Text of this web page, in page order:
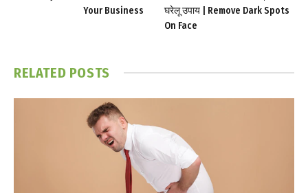
Your Business
घरेलू उपाय | Remove Dark Spots
On Face
RELATED POSTS